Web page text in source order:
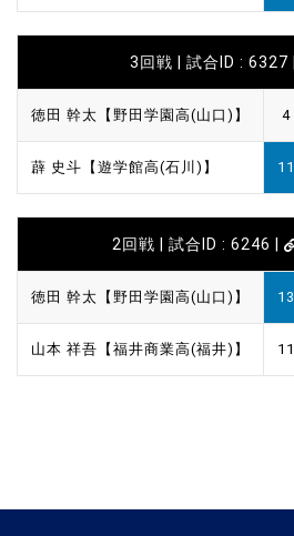
3回戦 | 試合ID : 6327 |
徳田 幹太【野田学園高(山口)】 4
薜 史斗【遊学館高(石川)】 11
2回戦 | 試合ID : 6246 |
徳田 幹太【野田学園高(山口)】 13
山本 祥吾【福井商業高(福井)】 11